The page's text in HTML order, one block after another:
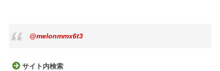
@melonmmx6t3
サイト内検索